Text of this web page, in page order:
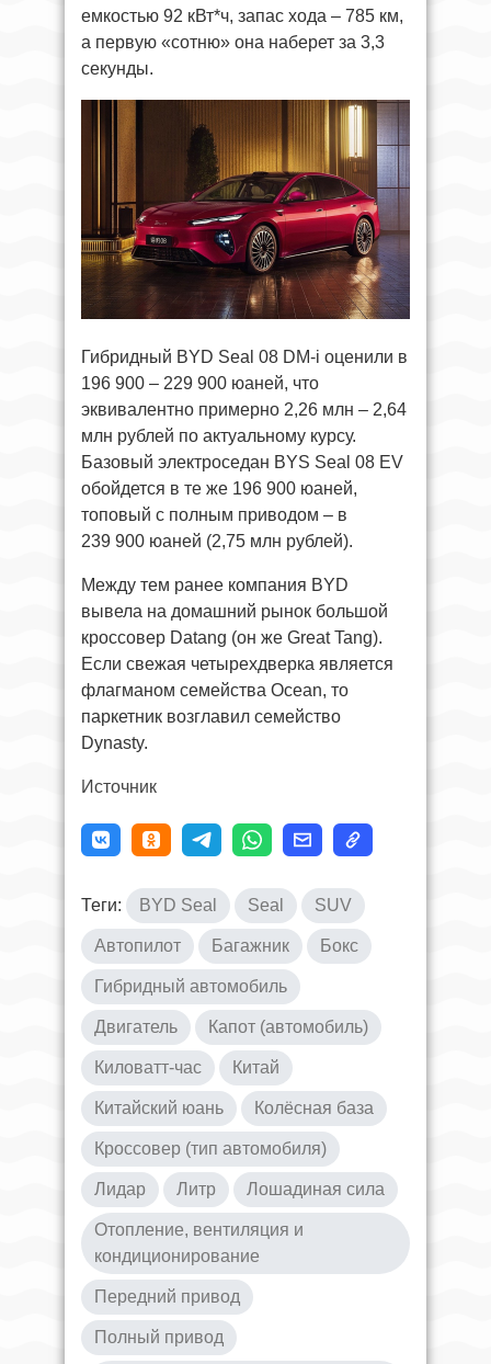
емкостью 92 кВт*ч, запас хода – 785 км,
а первую «сотню» она наберет за 3,3
секунды.
Гибридный BYD Seal 08 DM-i оценили в
196 900 – 229 900 юаней, что
эквивалентно примерно 2,26 млн – 2,64
млн рублей по актуальному курсу.
Базовый электроседан BYS Seal 08 EV
обойдется в те же 196 900 юаней,
топовый с полным приводом – в
239 900 юаней (2,75 млн рублей).
Между тем ранее компания BYD
вывела на домашний рынок большой
кроссовер Datang (он же Great Tang).
Если свежая четырехдверка является
флагманом семейства Ocean, то
паркетник возглавил семейство
Dynasty.
Источник
Теги: BYD Seal Seal SUV
Автопилот Багажник Бокс
Гибридный автомобиль
Двигатель Капот (автомобиль)
Киловатт-час Китай
Китайский юань Колёсная база
Кроссовер (тип автомобиля)
Лидар Литр Лошадиная сила
Отопление, вентиляция и
кондиционирование
Передний привод
Полный привод